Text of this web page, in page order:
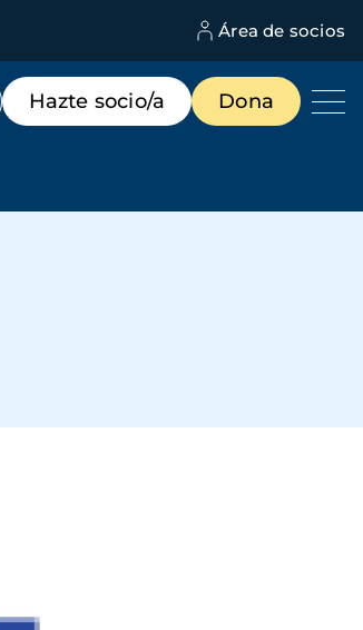
Área de socios
Menú
de
destacados
Hazte socio/a Dona